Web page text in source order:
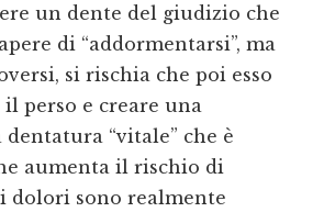
un dente del giudizio che
di “addormentarsi”, ma
si rischia che poi esso
il perso e creare una
“vitale” che è
aumenta il rischio di
dolori sono realmente